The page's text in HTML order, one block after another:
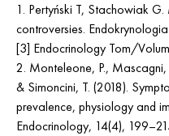
Pertyński T, Stachowiak
controversies.
[3] Endocrinology Tom/
Monteleone, P.,
& Simoncini, T. (2018).
prevalence, physiology and
Endocrinology, 14(4),